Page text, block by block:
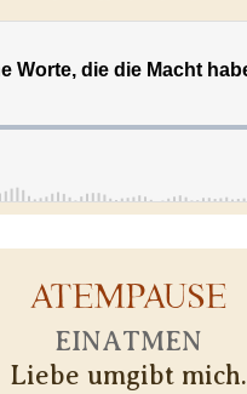
ATEMPAUSE
EINATMEN
Liebe umgibt mich.